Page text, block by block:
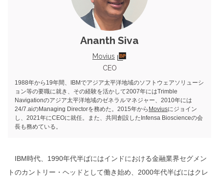
Ananth Siva
Movius
CEO
1988年から19年間、IBMでアジア太平洋地域のソフトウェアソリューシ
ョン等の要職に就き、その経験を活かして2007年にはTrimble
Navigationのアジア太平洋地域のゼネラルマネジャー、2010年には
24/7.aiのManaging Directorを務めた。2015年から Moviusにジョイン
し、2021年にCEOに就任。また、共同創設したInfensa Bioscienceの会
長も務めている。
IBM時代、1990年代半ばにはインドにおける金融業界セグメン
トのカントリー・ヘッドとして働き始め、2000年代半ばにはクレ